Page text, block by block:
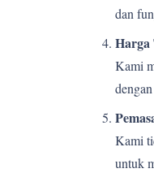
dan
Harga
Kami
Kami
untuk